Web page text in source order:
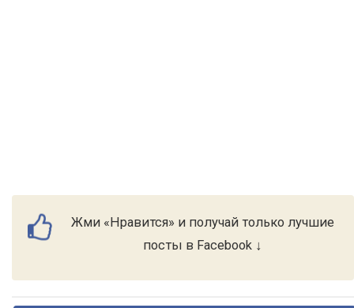
Жми «Нравится» и получай только лучшие
посты в Facebook ↓